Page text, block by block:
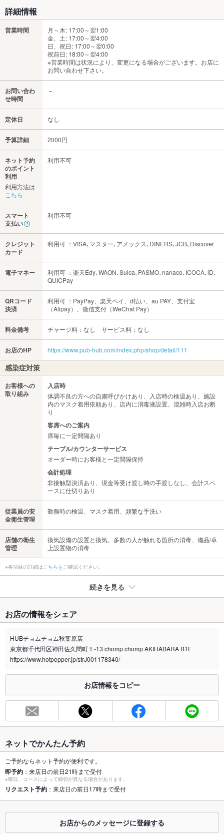
詳細情報
営業時間
月～木: 17:00～翌1:00
金、土: 17:00～翌4:00
日、祝日: 17:00～翌0:00
祝前日: 18:00～翌4:00
※営業時間は状況により、変更になる場合がございます。お店に
お問い合わせ下さい。
お問い合わ
せ時間
－
定休日 なし
予算詳細 2000円
ネット予約
のポイント
利用
利用方法は
こちら
利用不可
スマート
支払い
利用不可
クレジット
カード
利用可 ：VISA､マスター､アメックス､DINERS､JCB､Discover
電子マネー
利用可 ：楽天Edy､WAON､Suica､PASMO､nanaco､ICOCA､iD､
QUICPay
QRコード
決済
利用可 ：PayPay、楽天ペイ、d払い、au PAY、支付宝
（Alipay）、微信支付（WeChat Pay）
料金備考 チャージ料：なし サービス料：なし
お店のHP https://www.pub-hub.com/index.php/shop/detail/111
感染症対策
お客様への
取り組み
入店時
体調不良の方への自粛呼びかけあり、入店時の検温あり、施設
内のマスク着用依頼あり、店内に消毒液設置、混雑時入店お断
り
客席へのご案内
席毎に一定間隔あり
テーブル/カウンターサービス
オーダー時にお客様と一定間隔保持
会計処理
非接触型決済あり、現金等受け渡し時の手渡しなし、会計スペ
ースに仕切りあり
従業員の安
全衛生管理
勤務時の検温、マスク着用、頻繁な手洗い
店舗の衛生
管理
換気設備の設置と換気、多数の人が触れる箇所の消毒、備品/卓
上設置物の消毒
※各項目の詳細はこちらをご確認ください。
続きを見る
禁煙・喫煙 全席禁煙
喫煙専用室 あり
※2020年4月1日～受動喫煙対策に関する法律が施行されています。正しい情報はお店へお問い
総席数
125席(ＰＵＢ利用（キャッシュオン）でも、パーティ利用でも
容人数
風ＰＵＢ！)
個室
なし ：個室はございませんが、パーテーションなどで仕切れま
す！
座敷
なし ：座敷はございませんが、英国の雰囲気をお楽しみ下さ
なし ：掘りごたつはございませんが、ゆっくり寛げるソファー
席がお薦めです！
お店の情報をシェア
HUBチョムチョム秋葉原店
東京都千代田区神田佐久間町１-13 chomp chomp AKIHABARA B1F
https://www.hotpepper.jp/strJ001178340/
お店情報をコピー
ネットでかんたん予約
ご予約ならネット予約が便利です。
即予約 ：来店日の前日21時まで受付
※曜日、コースによって締切が異なる場合があります。
リクエスト予約 ：来店日の前日17時まで受付
お店からのメッセージに登録する